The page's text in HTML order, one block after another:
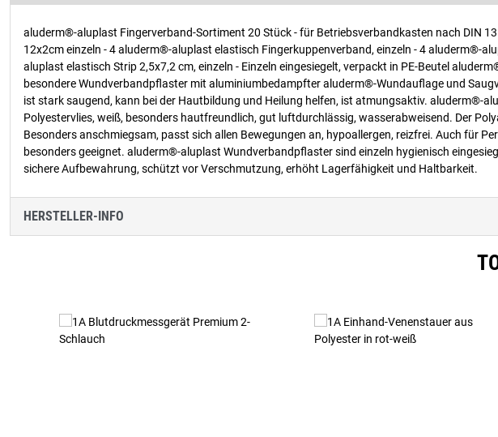
aluderm®-aluplast Fingerverband-Sortiment 20 Stück - für Betriebsverbandkasten nach DIN
12x2cm einzeln - 4 aluderm®-aluplast elastisch Fingerkuppenverband, einzeln - 4 aluderm®-
aluplast elastisch Strip 2,5x7,2 cm, einzeln - Einzeln eingesiegelt, verpackt in PE-Beutel
besondere Wundverbandpflaster mit aluminiumbedampfter aluderm®-Wundauflage und
ist stark saugend, kann bei der Hautbildung und Heilung helfen, ist atmungsaktiv. aluderm®-
Polyestervlies, weiß, besonders hautfreundlich, gut luftdurchlässig, wasserabweisend. Der
Besonders anschmiegsam, passt sich allen Bewegungen an, hypoallergen, reizfrei. Auch für
besonders geeignet. aluderm®-aluplast Wundverbandpflaster sind einzeln hygienisch
sichere Aufbewahrung, schützt vor Verschmutzung, erhöht Lagerfähigkeit und Haltbarkeit.
HERSTELLER-INFO